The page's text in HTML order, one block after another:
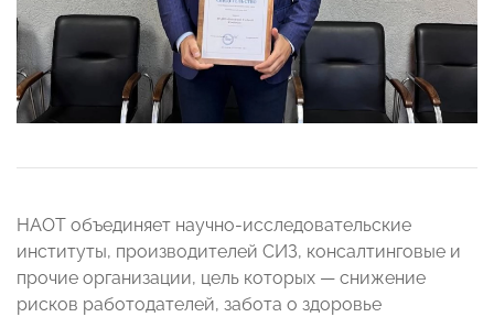
НАОТ объединяет научно-исследовательские
институты, производителей СИЗ, консалтинговые и
прочие организации, цель которых ­— снижение
рисков работодателей, забота о здоровье